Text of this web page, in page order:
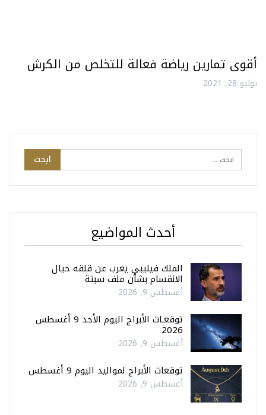
أقوى تمارين رياضة فعالة للتخلص من الكرش
يوليو 28, 2021
أحدث المواضيع
الملك فيليبي يعرب عن قلقه حيال
الانقسام بشأن ملف سبتة
أغسطس 9, 2026
توقعـات الأبراج اليوم الأحد 9 أغسطس
2026
أغسطس 9, 2026
توقعات الأبراج لمواليد اليوم 9 أغسطس
أغسطس 9, 2026